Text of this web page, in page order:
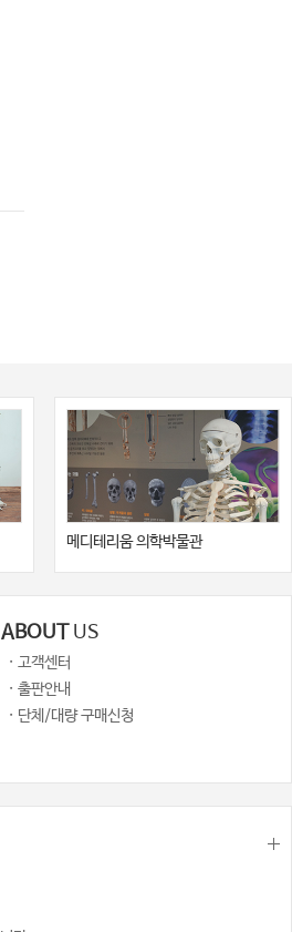
메디테리움 의학박물관
ABOUT US
· 고객센터
· 출판안내
· 단체/대량 구매신청